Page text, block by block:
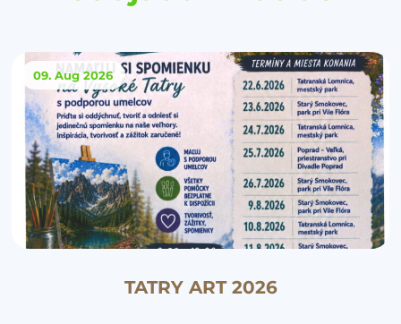
09. Aug 2026
TATRY ART 2026